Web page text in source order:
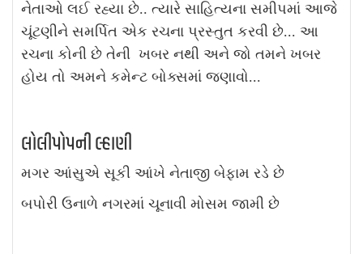
નેતાઓ લઈ રહ્યા છે.. ત્યારે સાહિત્યના સમીપમાં આજે
ચૂંટણીને સમર્પિત એક રચના પ્રસ્તુત કરવી છે... આ
રચના કોની છે તેની ખબર નથી અને જો તમને ખબર
હોય તો અમને કમેન્ટ બોક્સમાં જણાવો...
લોલીપોપની લ્હાણી
મગર આંસુએ સૂકી આંખે નેતાજી બેફામ રડે છે
બપોરી ઉનાળે નગરમાં ચૂનાવી મોસમ જામી છે